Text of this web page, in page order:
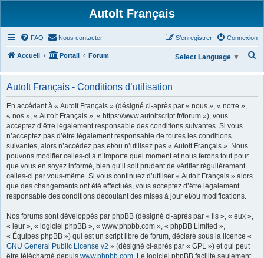
AutoIt Français
FAQ Nous contacter Connexion
S’enregistrer
Accueil Portail Forum
h
Select Language ▼
AutoIt Français - Conditions d’utilisation
En accédant à « AutoIt Français » (désigné ci-après par « nous », « notre »,
« nos », « AutoIt Français », « https://www.autoitscript.fr/forum »), vous
acceptez d’être légalement responsable des conditions suivantes. Si vous
n’acceptez pas d’être légalement responsable de toutes les conditions
suivantes, alors n’accédez pas et/ou n’utilisez pas « AutoIt Français ». Nous
pouvons modifier celles-ci à n’importe quel moment et nous ferons tout pour
que vous en soyez informé, bien qu’il soit prudent de vérifier régulièrement
celles-ci par vous-même. Si vous continuez d’utiliser « AutoIt Français » alors
que des changements ont été effectués, vous acceptez d’être légalement
responsable des conditions découlant des mises à jour et/ou modifications.
Nos forums sont développés par phpBB (désigné ci-après par « ils », « eux »,
« leur », « logiciel phpBB », « www.phpbb.com », « phpBB Limited »,
« Équipes phpBB ») qui est un script libre de forum, déclaré sous la licence «
GNU General Public License v2 » (désigné ci-après par « GPL ») et qui peut
être téléchargé depuis www.phpbb.com. Le logiciel phpBB facilite seulement